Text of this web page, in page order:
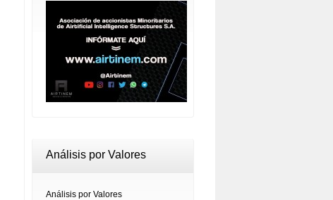
Análisis por Valores
Análisis por Valores